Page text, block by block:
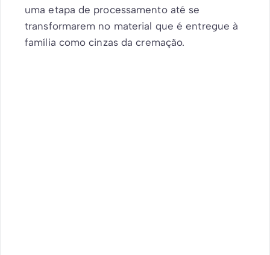
uma etapa de processamento até se
transformarem no material que é entregue à
família como cinzas da cremação.